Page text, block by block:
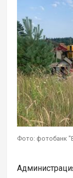
Фото: фотобанк